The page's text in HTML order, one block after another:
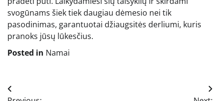
svogūnams šiek tiek daugiau dėmesio nei tik
pasodinimas, garantuotai džiaugsitės derliumi, kuris
pranoks jūsų lūkesčius.
Posted in Namai
Navigacija